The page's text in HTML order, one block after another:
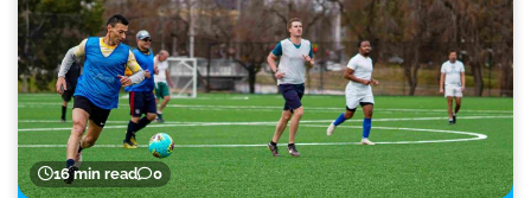
16 min read 0